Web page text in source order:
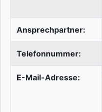
Ansprechpartner:
Telefonnummer:
E-Mail-Adresse: